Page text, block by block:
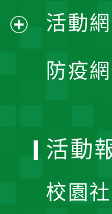
單
選
開
活動
防疫
活動
校園